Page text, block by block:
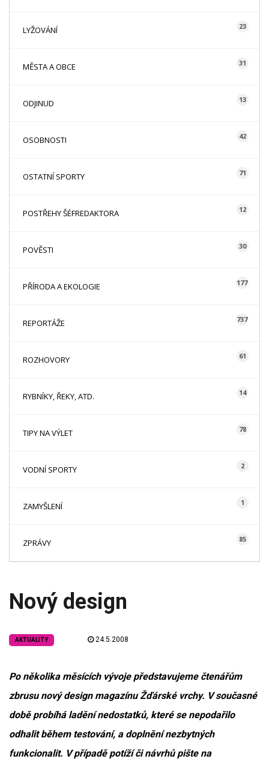
LYŽOVÁNÍ 23
MĚSTA A OBCE 31
ODJINUD 13
OSOBNOSTI 42
OSTATNÍ SPORTY 71
POSTŘEHY ŠÉFREDAKTORA 12
POVĚSTI 30
PŘÍRODA A EKOLOGIE 177
REPORTÁŽE 737
ROZHOVORY 61
RYBNÍKY, ŘEKY, ATD. 14
TIPY NA VÝLET 78
VODNÍ SPORTY 2
ZAMYŠLENÍ 1
ZPRÁVY 85
Nový design
AKTUALITY 24.5.2008
Po několika měsících vývoje představujeme čtenářům
zbrusu nový design magazínu Žďárské vrchy. V současné
době probíhá ladění nedostatků, které se nepodařilo
odhalit během testování, a doplnění nezbytných
funkcionalit. V případě potíží či návrhů pište na